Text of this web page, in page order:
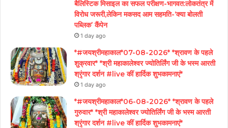
बैलिस्टिक मिसाइल का सफल परीक्षण-भागवत:लोकतंत्र में
विरोध जरूरी,लेकिन मकसद आम सहमति-‘क्या बोलती
पब्लिक’ कैंपेन
1 day ago
*#जयश्रीमहाकाल*07-08-2026* *श्रावण के पहले
शुक्रवार* *श्री महाकालेश्वर ज्योतिर्लिंग जी के भस्म आरती
श्रृंगार दर्शन #live कीं हार्दिक शुभकामनाएं*
1 day ago
*#जयश्रीमहाकाल*06-08-2026* *श्रावण के पहले
गुरुवार* *श्री महाकालेश्वर ज्योतिर्लिंग जी के भस्म आरती
श्रृंगार दर्शन #live कीं हार्दिक शुभकामनाएं*